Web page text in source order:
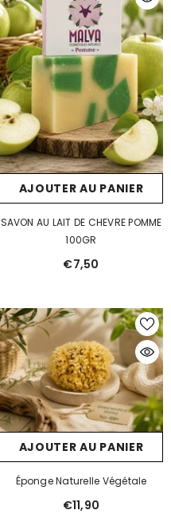
AJOUTER AU PANIER
SAVON AU LAIT DE CHEVRE POMME
100GR
€7,50
AJOUTER AU PANIER
Éponge Naturelle Végétale
€11,90